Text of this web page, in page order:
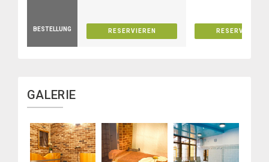
BESTELLUNG RESERVIEREN RESERVIEREN
GALERIE